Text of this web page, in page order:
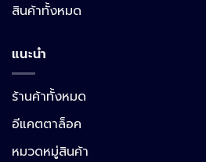
สินค้าทั้งหมด
แนะนำ
ร้านค้าทั้งหมด
อีแคตตาล็อค
หมวดหมู่สินค้า